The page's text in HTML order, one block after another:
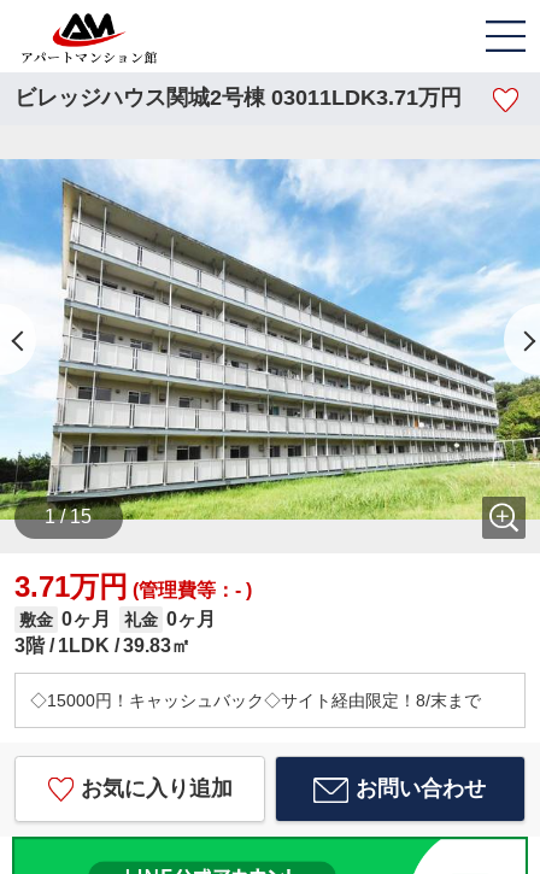
ビレッジハウス関城2号棟 03011LDK3.71万円
1 / 15
3.71万円 (管理費等：- )
敷金 0ヶ月 礼金 0ヶ月
3階
1LDK 39.83㎡
◇15000円！キャッシュバック◇サイト経由限定！8/末まで
お気に入り追加 お問い合わせ